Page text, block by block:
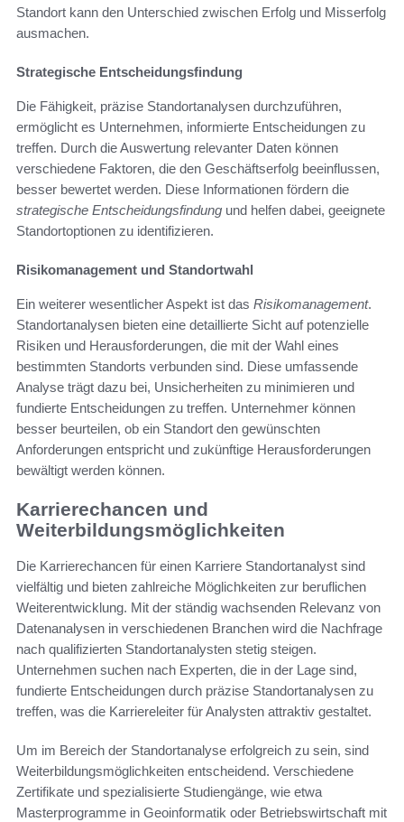
Standort kann den Unterschied zwischen Erfolg und Misserfolg
ausmachen.
Strategische Entscheidungsfindung
Die Fähigkeit, präzise Standortanalysen durchzuführen,
ermöglicht es Unternehmen, informierte Entscheidungen zu
treffen. Durch die Auswertung relevanter Daten können
verschiedene Faktoren, die den Geschäftserfolg beeinflussen,
besser bewertet werden. Diese Informationen fördern die
strategische Entscheidungsfindung und helfen dabei, geeignete
Standortoptionen zu identifizieren.
Risikomanagement und Standortwahl
Ein weiterer wesentlicher Aspekt ist das Risikomanagement.
Standortanalysen bieten eine detaillierte Sicht auf potenzielle
Risiken und Herausforderungen, die mit der Wahl eines
bestimmten Standorts verbunden sind. Diese umfassende
Analyse trägt dazu bei, Unsicherheiten zu minimieren und
fundierte Entscheidungen zu treffen. Unternehmer können
besser beurteilen, ob ein Standort den gewünschten
Anforderungen entspricht und zukünftige Herausforderungen
bewältigt werden können.
Karrierechancen und
Weiterbildungsmöglichkeiten
Die Karrierechancen für einen Karriere Standortanalyst sind
vielfältig und bieten zahlreiche Möglichkeiten zur beruflichen
Weiterentwicklung. Mit der ständig wachsenden Relevanz von
Datenanalysen in verschiedenen Branchen wird die Nachfrage
nach qualifizierten Standortanalysten stetig steigen.
Unternehmen suchen nach Experten, die in der Lage sind,
fundierte Entscheidungen durch präzise Standortanalysen zu
treffen, was die Karriereleiter für Analysten attraktiv gestaltet.
Um im Bereich der Standortanalyse erfolgreich zu sein, sind
Weiterbildungsmöglichkeiten entscheidend. Verschiedene
Zertifikate und spezialisierte Studiengänge, wie etwa
Masterprogramme in Geoinformatik oder Betriebswirtschaft mit